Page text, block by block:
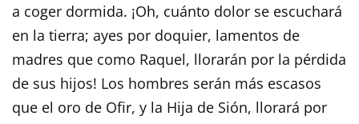
a coger dormida. ¡Oh, cuánto dolor se escuchará
en la tierra; ayes por doquier, lamentos de
madres que como Raquel, llorarán por la pérdida
de sus hijos! Los hombres serán más escasos
que el oro de Ofir, y la Hija de Sión, llorará por